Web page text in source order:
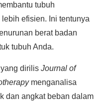
tubuh
efisien. Ini tentunya
berat badan
tubuh Anda.
dirilis Journal of
menganalisa
dan angkat beban dalam